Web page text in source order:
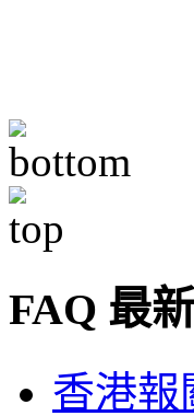
FAQ 最
香港報